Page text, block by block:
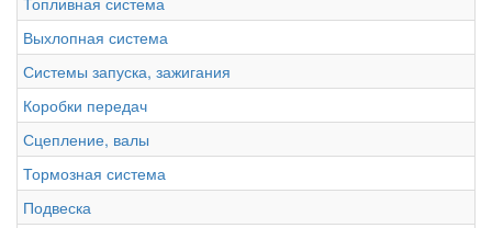
Выхлопная система
Системы запуска, зажигания
Коробки передач
Сцепление, валы
Тормозная система
Подвеска